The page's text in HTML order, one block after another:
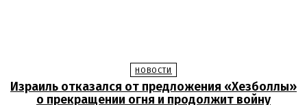
НОВОСТИ
Израиль отказался от предложения «Хезболлы»
о прекращении огня и продолжит войну